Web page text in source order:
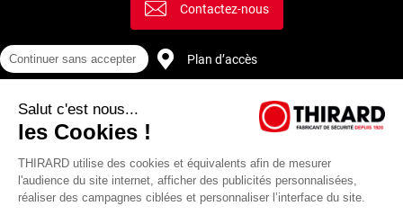
Contactez-nous
Plan d’accès
Continuer sans accepter
Salut c'est nous...
les Cookies !
THIRARD utilise des cookies et équivalents afin de mesurer
l'audience du site internet, afficher des publicités personnalisées,
réaliser des campagnes ciblées et personnaliser l’interface du site.